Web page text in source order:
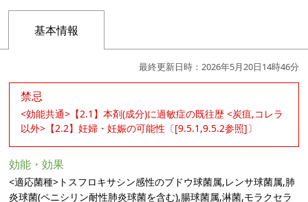
基本情報
最終更新日時：2026年5月20日14時46分
禁忌
<効能共通>【2.1】本剤(成分)に過敏症の既往歴 <炭疽,コレラ
以外>【2.2】妊婦・妊娠の可能性〔[9.5.1,9.5.2参照]〕
効能・効果
<適応菌種>トスフロキサシン感性のブドウ球菌属,レンサ球菌属,肺
炎球菌(ペニシリン耐性肺炎球菌を含む),腸球菌属,淋菌,モラクセラ